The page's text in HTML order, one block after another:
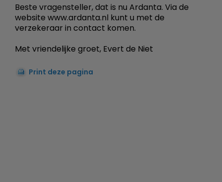
Beste vragensteller, dat is nu Ardanta. Via de
website www.ardanta.nl kunt u met de
verzekeraar in contact komen.
Met vriendelijke groet, Evert de Niet
Print deze pagina